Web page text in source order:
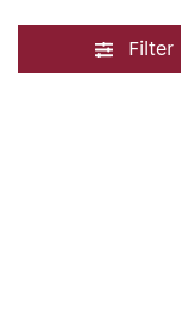
Filter